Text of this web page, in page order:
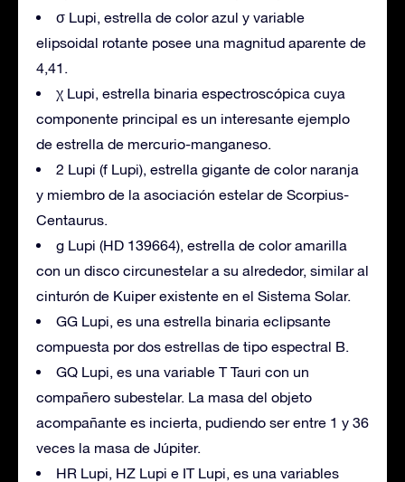
σ Lupi, estrella de color azul y variable
elipsoidal rotante posee una magnitud aparente de
4,41.
χ Lupi, estrella binaria espectroscópica cuya
componente principal es un interesante ejemplo
de estrella de mercurio-manganeso.
2 Lupi (f Lupi), estrella gigante de color naranja
y miembro de la asociación estelar de Scorpius-
Centaurus.
g Lupi (HD 139664), estrella de color amarilla
con un disco circunestelar a su alrededor, similar al
cinturón de Kuiper existente en el Sistema Solar.
GG Lupi, es una estrella binaria eclipsante
compuesta por dos estrellas de tipo espectral B.
GQ Lupi, es una variable T Tauri con un
compañero subestelar. La masa del objeto
acompañante es incierta, pudiendo ser entre 1 y 36
veces la masa de Júpiter.
HR Lupi, HZ Lupi e IT Lupi, es una variables